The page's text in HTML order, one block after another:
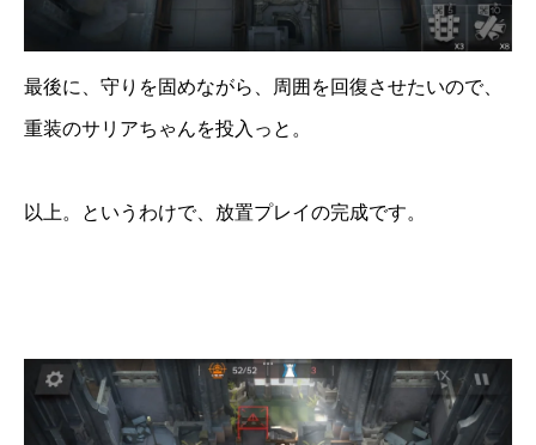
最後に、守りを固めながら、周囲を回復させたいので、
重装のサリアちゃんを投入っと。
以上。というわけで、放置プレイの完成です。